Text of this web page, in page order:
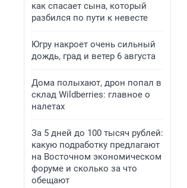
как спасает сына, который
разбился по пути к невесте
Югру накроет очень сильный
дождь, град и ветер 6 августа
Дома полыхают, дрон попал в
склад Wildberries: главное о
налетах
За 5 дней до 100 тысяч рублей:
какую подработку предлагают
на Восточном экономическом
форуме и сколько за что
обещают